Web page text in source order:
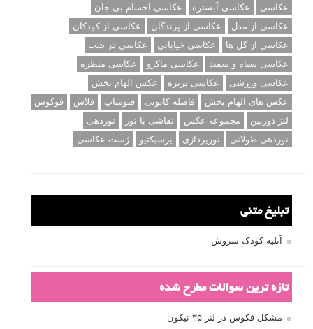
عکاسی
عکاسی آبستره
عکاسی اجسام بی جان
عکاسی از مدل
عکاسی از پرندگان
عکاسی از کودکان
عکاسی از گل ها
عکاسی خیابانی
عکاسی در شب
عکاسی سیاه و سفید
عکاسی ماکرو
عکاسی منظره
عکاسی ورزشی
عکاسی پرتره
عکس الهام بخش
عکس های الهام بخش
فاصله کانونی فتوشاپ فلاش
فوکوس
لنز دوربین
مجموعه عکس نقاشی با نور
نوردهی
نوردهی طولانی
نورپردازی پرسپکتیو ژست عکاسی
تبلیغ متنی
آتلیه کودک سروش
تازه ترین سوالات مطرح شده
مشکل فکوس در لنز ۳۵ نیکون